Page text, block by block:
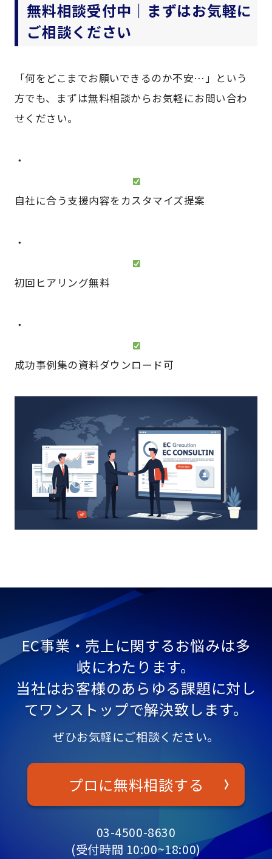
無料相談受付中｜まずはお気軽に
ご相談ください
「何をどこまでお願いできるのか不安…」という
方でも、まずは無料相談からお気軽にお問い合わ
せください。
・
自社に合う支援内容をカスタマイズ提案
・
初回ヒアリング無料
・
成功事例集の資料ダウンロード可
EC事業・売上に関するお悩みは多
岐にわたります。
当社はお客様のあらゆる課題に対し
てワンストップで解決致します。
ぜひお気軽にご相談ください。
プロに無料相談する
03-4500-8630
(受付時間 10:00~18:00)